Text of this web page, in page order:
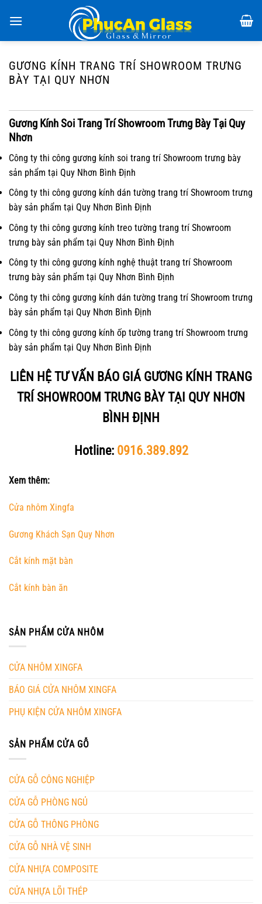
đến
GƯƠNG KÍNH TRANG TRÍ SHOWROOM TRƯNG
BÀY TẠI QUY NHƠN
Gương Kính Soi Trang Trí Showroom Trưng Bày Tại Quy
Nhơn
Công ty thi công gương kính soi trang trí Showroom trưng bày
sản phẩm tại Quy Nhơn Bình Định
Công ty thi công gương kính dán tường trang trí Showroom trưng
bày sản phẩm tại Quy Nhơn Bình Định
Công ty thi công gương kính treo tường trang trí Showroom
trưng bày sản phẩm tại Quy Nhơn Bình Định
Công ty thi công gương kính nghệ thuật trang trí Showroom
trưng bày sản phẩm tại Quy Nhơn Bình Định
Công ty thi công gương kính dán tường trang trí Showroom trưng
bày sản phẩm tại Quy Nhơn Bình Định
Công ty thi công gương kính ốp tường trang trí Showroom trưng
bày sản phẩm tại Quy Nhơn Bình Định
LIÊN HỆ TƯ VẤN BÁO GIÁ GƯƠNG KÍNH TRANG
TRÍ SHOWROOM TRƯNG BÀY TẠI QUY NHƠN
BÌNH ĐỊNH
Hotline: 0916.389.892
Xem thêm:
Cửa nhôm Xingfa
Gương Khách Sạn Quy Nhơn
Cắt kính mặt bàn
Cắt kính bàn ăn
SẢN PHẨM CỬA NHÔM
CỬA NHÔM XINGFA
BÁO GIÁ CỬA NHÔM XINGFA
PHỤ KIỆN CỬA NHÔM XINGFA
SẢN PHẨM CỬA GỖ
CỬA GỖ CÔNG NGHIỆP
CỬA GỖ PHÒNG NGỦ
CỬA GỖ THÔNG PHÒNG
CỬA GỖ NHÀ VỆ SINH
CỬA NHỰA COMPOSITE
CỬA NHỰA LÕI THÉP